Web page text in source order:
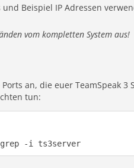
Beispiel IP Adressen
vom kompletten System aus!
an, die euer TeamSpeak
tun:
-i ts3server